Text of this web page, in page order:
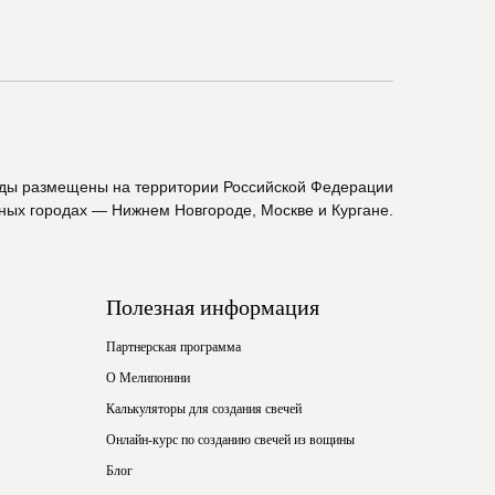
размещены на территории Российской Федерации
городах — Нижнем Новгороде, Москве и Кургане.
Полезная информация
Партнерская программа
О Мелипонини
Калькуляторы для создания свечей
Онлайн-курс по созданию свечей из вощины
Блог